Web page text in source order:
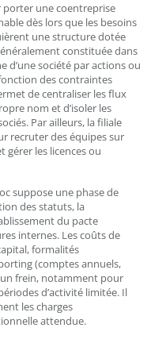
porter une coentreprise
dès lors que les besoins
une structure dotée
constituée dans
d’une société par actions ou
des contraintes
de centraliser les flux
nom et d’isoler les
Par ailleurs, la filiale
recruter des équipes sur
gérer les licences ou
suppose une phase de
des statuts, la
du pacte
internes. Les coûts de
formalités
(comptes annuels,
frein, notamment pour
d’activité limitée. Il
les charges
attendue.